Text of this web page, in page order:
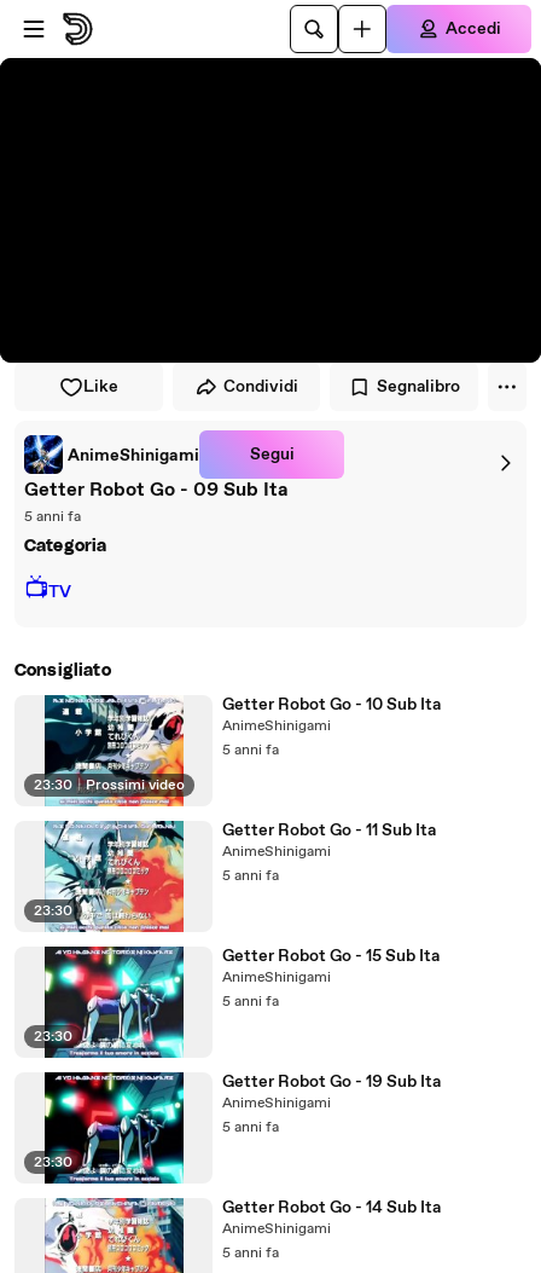
Vai al lettore
Passa al contenuto principale
Accedi
Like Condividi Segnalibro
AnimeShinigami Segui
Getter Robot Go - 09 Sub Ita
5 anni fa
Categoria
📺TV
Consigliato
23:30 | Prossimi video
Getter Robot Go - 10 Sub Ita
AnimeShinigami
5 anni fa
23:30
Getter Robot Go - 11 Sub Ita
AnimeShinigami
5 anni fa
23:30
Getter Robot Go - 15 Sub Ita
AnimeShinigami
5 anni fa
23:30
Getter Robot Go - 19 Sub Ita
AnimeShinigami
5 anni fa
Getter Robot Go - 14 Sub Ita
AnimeShinigami
5 anni fa